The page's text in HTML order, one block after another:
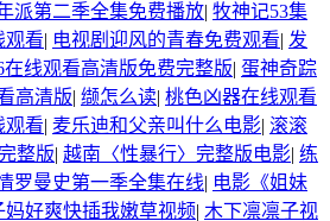
派第二季全集免费播放| 牧神记53集
观看| 电视剧迎风的青春免费观看| 发
在线观看高清版免费完整版| 蛋神奇踪
高清版| 缬怎么读| 桃色凶器在线观看
观看| 麦乐迪和父亲叫什么电影| 滚滚
整版| 越南〈性暴行〉完整版电影| 练
罗曼史第一季全集在线| 电影《姐妹
妈好爽快插我嫩草视频| 木下凛凛子视